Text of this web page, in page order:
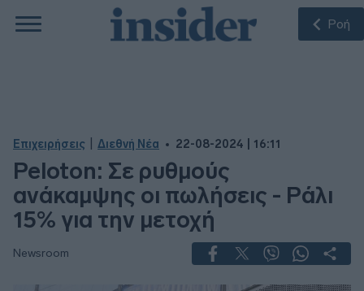
Ροή
Επιχειρήσεις Διεθνή Νέα 22-08-2024 | 16:11
Peloton: Σε ρυθμούς
ανάκαμψης οι πωλήσεις - Ράλι
15% για την μετοχή
Newsroom